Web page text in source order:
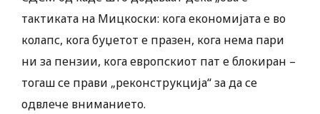
тактиката на Мицкоски: кога економијата е во
колапс, кога буџетот е празен, кога нема пари
ни за пензии, кога европскиот пат е блокиран –
тогаш се прави „реконструкција“ за да се
одвлече вниманието.